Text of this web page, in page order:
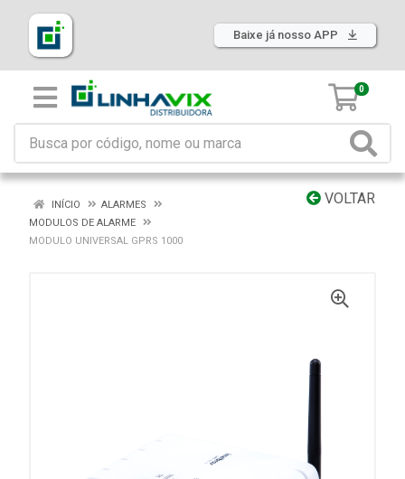
Baixe já nosso APP
0
VOLTAR
INÍCIO
ALARMES
MODULOS DE ALARME
MODULO UNIVERSAL GPRS 1000